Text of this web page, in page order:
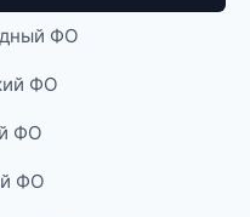
ФО
ФО
ФО
ФО